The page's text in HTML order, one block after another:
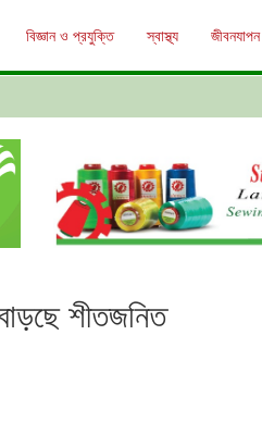
বিজ্ঞান ও প্রযুক্তি স্বাস্থ্য জীবনযাপন
শীতজনিত